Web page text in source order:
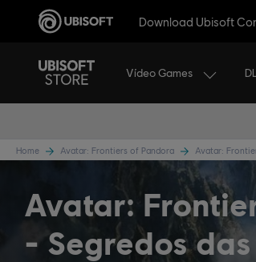
Download Ubisoft
Vídeo Games
Home Avatar: Frontiers of Pandora Avatar:
Avatar:
- Segredos